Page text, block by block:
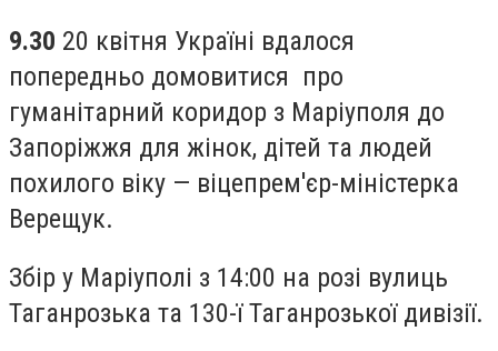
9.30 20 квітня Україні вдалося
попередньо домовитися про
гуманітарний коридор з Маріуполя до
Запоріжжя для жінок, дітей та людей
похилого віку — віцепрем'єр-міністерка
Верещук.
Збір у Маріуполі з 14:00 на розі вулиць
Таганрозька та 130-ї Таганрозької дивізії.